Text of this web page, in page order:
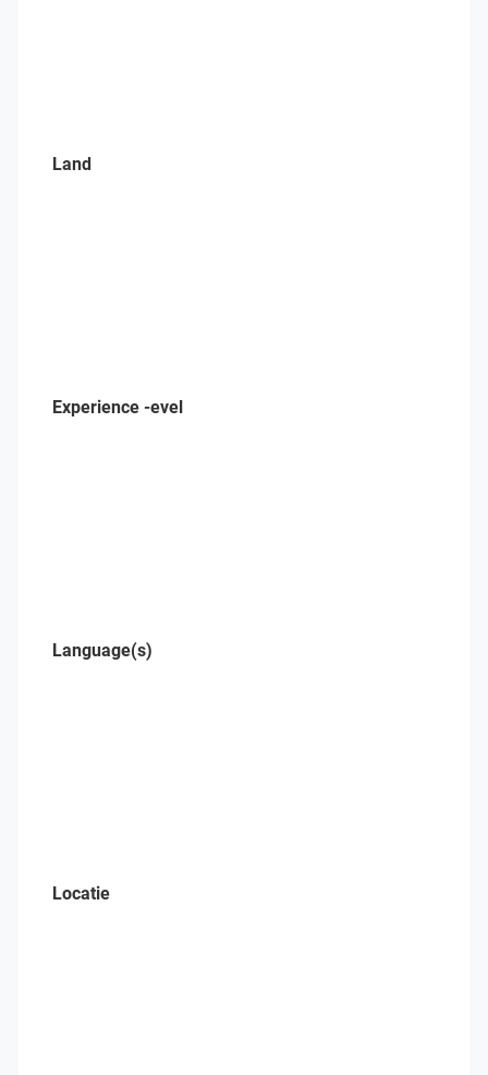
Land
Experience -evel
Language(s)
Locatie